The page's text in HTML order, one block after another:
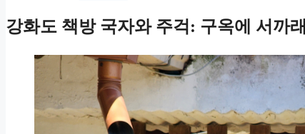
강화도 책방 국자와 주걱: 구옥에 서까